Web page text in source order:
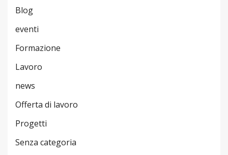
Blog
eventi
Formazione
Lavoro
news
Offerta di lavoro
Progetti
Senza categoria